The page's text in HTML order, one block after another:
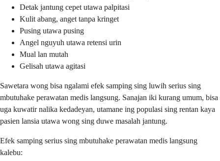
Detak jantung cepet utawa palpitasi
Kulit abang, anget tanpa kringet
Pusing utawa pusing
Angel nguyuh utawa retensi urin
Mual lan mutah
Gelisah utawa agitasi
Sawetara wong bisa ngalami efek samping sing luwih serius sing
mbutuhake perawatan medis langsung. Sanajan iki kurang umum, bisa
uga kuwatir nalika kedadeyan, utamane ing populasi sing rentan kaya
pasien lansia utawa wong sing duwe masalah jantung.
Efek samping serius sing mbutuhake perawatan medis langsung
kalebu: